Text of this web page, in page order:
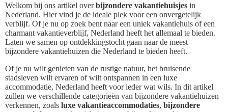
Welkom bij ons artikel overbijzondere vakantiehuisjes in
Nederland. Hier vind je de ideale plek voor een onvergetelijk
verblijf. Of je nu op zoek bent naar een uniek vakantiehuis of een
charmant vakantieverblijf, Nederland heeft het allemaal te bieden.
Laten we samen op ontdekkingstocht gaan naar de meest
bijzondere vakantiehuizen die Nederland te bieden heeft.
Of je nu wilt genieten van de rustige natuur, het bruisende
stadsleven wilt ervaren of wilt ontspannen in een luxe
accommodatie, Nederland heeft voor ieder wat wils. In dit artikel
zullen we verschillende categorieën van bijzondere vakantiehuizen
verkennen, zoals luxe vakantieaccommodaties, bijzondere